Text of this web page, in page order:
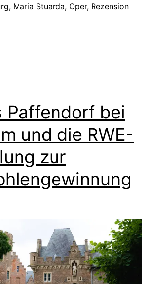
a
h
e
i
M
r
a
S
a
r
d
, Maria Stuarda, Oper, Rezension
Paffendorf bei
und die RWE-
zur